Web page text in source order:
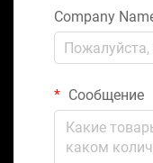
Company
Сообщение